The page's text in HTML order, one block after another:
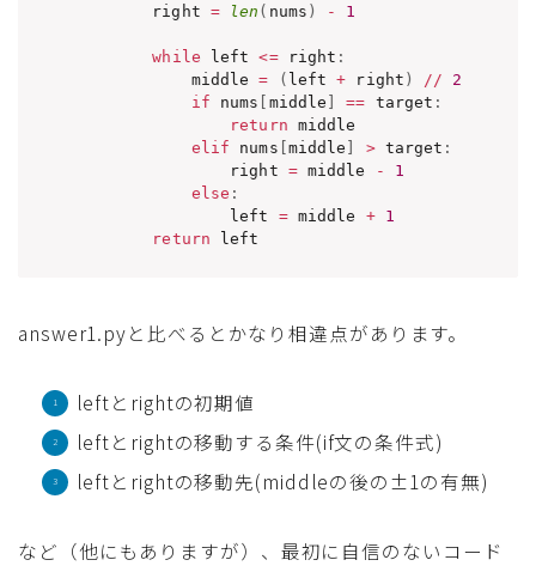
        right
= len ( nums ) - 1
while left <= right :
            middle
= ( left + right ) //
2
if nums middle == target :
return middle
elif nums middle > target :
                right
= middle -
1
else :
                left
= middle +
1
return left
answer1.pyと比べるとかなり相違点があります。
leftとrightの初期値
leftとrightの移動する条件(if文の条件式)
leftとrightの移動先(middleの後の±1の有無)
など（他にもありますが）、最初に自信のないコード